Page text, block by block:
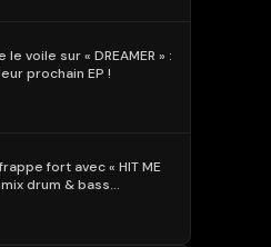
le voile sur « DREAMER » :
prochain EP !
fort avec « HIT ME
drum & bass